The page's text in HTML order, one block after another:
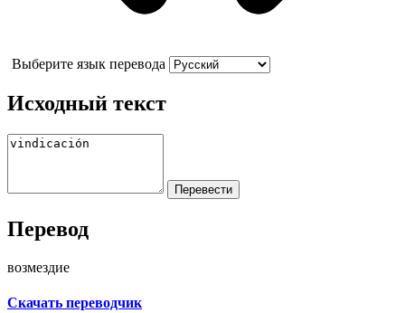
Выберите язык перевода
Исходный текст
Перевод
возмездие
Скачать переводчик